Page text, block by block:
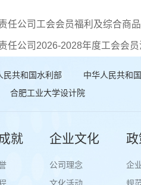
任公司工会会员福利及综合商
任公司2026-2028年度工会会
民共和国水利部 中华人民共和
合肥工业大学设计院
就 企业文化
公司理念
文化活动
企
规